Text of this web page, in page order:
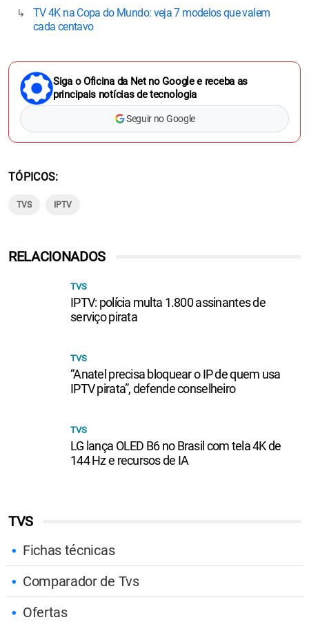
TV 4K na Copa do Mundo: veja 7 modelos que valem
cada centavo
Siga o Oficina da Net no Google e receba as
principais notícias de tecnologia
Seguir no Google
TÓPICOS
TVS IPTV
TVS
Fichas técnicas
Comparador de Tvs
Ofertas
RELACIONADOS
TVS
IPTV: polícia multa 1.800 assinantes de
serviço pirata
TVS
“Anatel precisa bloquear o IP de quem usa
IPTV pirata”, defende conselheiro
TVS
LG lança OLED B6 no Brasil com tela 4K de
144 Hz e recursos de IA